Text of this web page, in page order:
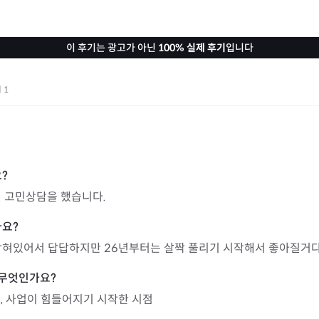
이 후기는 광고가 아닌 100% 실제 후기입니다
1
민상담을 했습니다.
있어서 답답하지만 26년부터는 살짝 풀리기 시작해서 좋아질거
사업이 힘들어지기 시작한 시점